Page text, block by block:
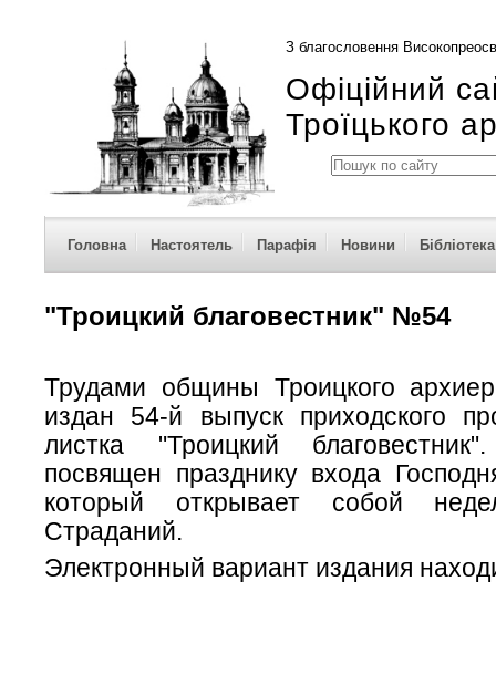
З благословення
Офіційний
Троїцького
Головна Настоятель Парафія Новини Бібліотека
"Троицкий благовестник" №54
Трудами общины Троицкого
издан 54-й выпуск приходского
листка "Троицкий
посвящен празднику входа
который открывает собой
Страданий.
Электронный вариант издания